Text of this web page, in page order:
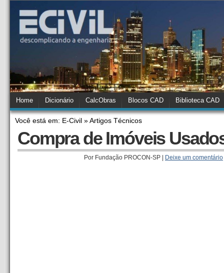
Home Dicionário CalcObras Blocos CAD Biblioteca CAD
Você está em: E-Civil » Artigos Técnicos
Compra de Imóveis
Por Fundação PROCON-SP | Deixe um comentário